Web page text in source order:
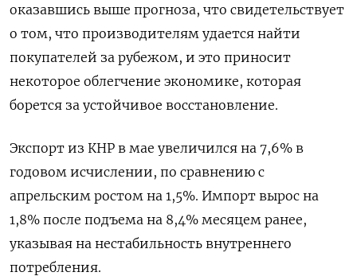
оказавшись выше прогноза, что свидетельствует
о том, что производителям удается найти
покупателей за рубежом, и это приносит
некоторое облегчение экономике, которая
борется за устойчивое восстановление.
Экспорт из КНР в мае увеличился на 7,6% в
годовом исчислении, по сравнению с
апрельским ростом на 1,5%. Импорт вырос на
1,8% после подъема на 8,4% месяцем ранее,
указывая на нестабильность внутреннего
потребления.